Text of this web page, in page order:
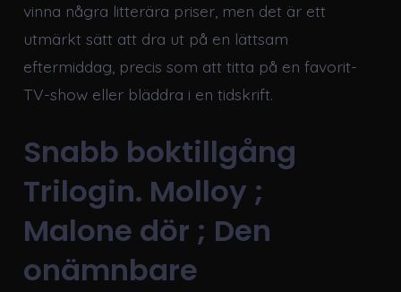
vinna några litterära priser, men det är ett
utmärkt sätt att dra ut på en lättsam
eftermiddag, precis som att titta på en favorit-
TV-show eller bläddra i en tidskrift.
Snabb boktillgång
Trilogin. Molloy ;
Malone dör ; Den
onämnbare